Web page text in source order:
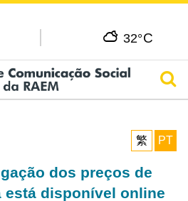
32°C
繁
PT
dos preços de
está disponível online